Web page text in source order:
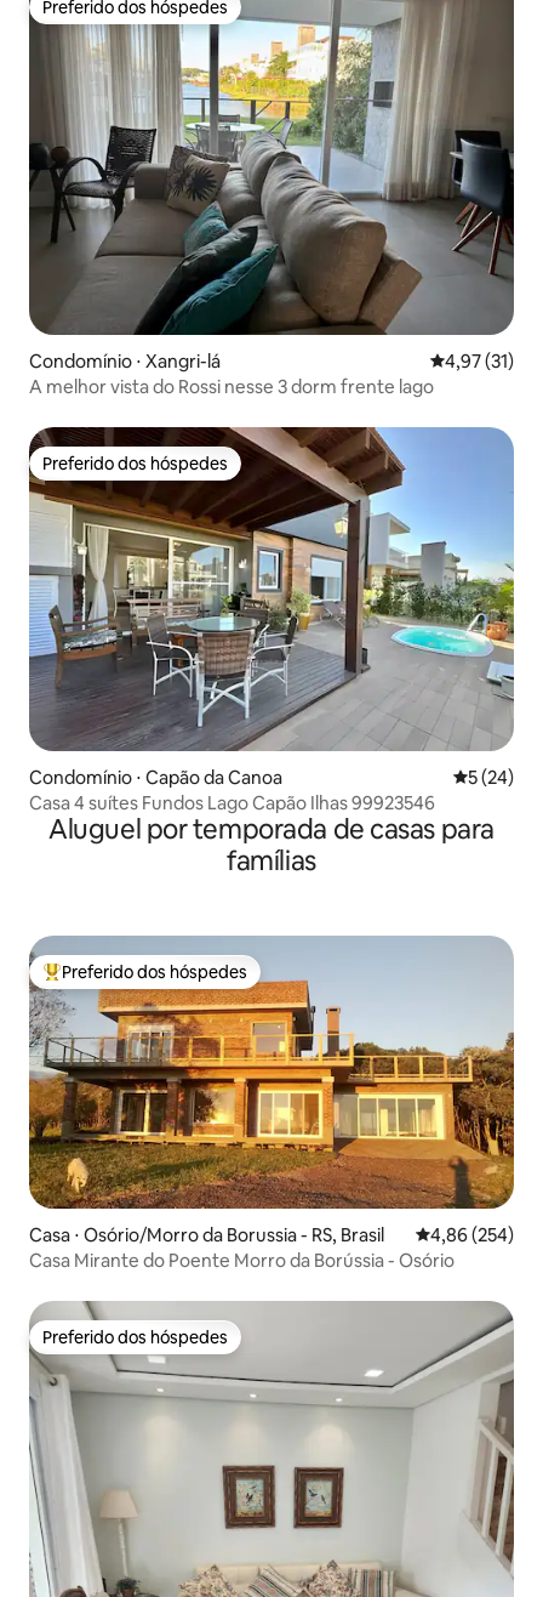
Preferido dos hóspedes
Preferido dos hóspedes
Condomínio ⋅ Xangri-lá 4,97 de uma
4,97 (31)
A melhor vista do Rossi nesse 3 dorm frente lago
Preferido dos hóspedes
Preferido dos hóspedes
Condomínio ⋅ Capão da Canoa 5 de uma
5 (24)
Casa 4 suítes Fundos Lago Capão Ilhas 99923546
Aluguel por temporada de casas para
famílias
Entre os melhores preferidos dos hóspedes
Preferido dos hóspedes
Casa ⋅ Osório/Morro da Borussia - RS, Brasil 4,86 de uma
4,86 (254)
Casa Mirante do Poente Morro da Borússia - Osório
Preferido dos hóspedes
Preferido dos hóspedes